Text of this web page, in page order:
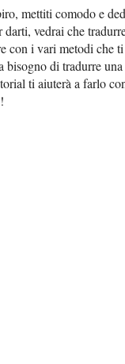
mettiti comodo e
vedrai che
con i vari metodi che
bisogno di tradurre
ti aiuterà a farlo